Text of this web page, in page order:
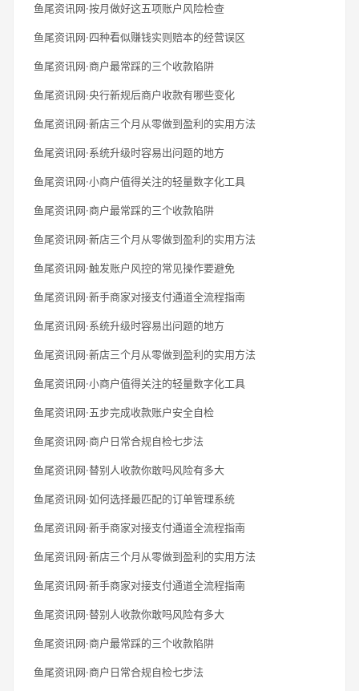
鱼尾资讯网·按月做好这五项账户风险检查
鱼尾资讯网·四种看似赚钱实则赔本的经营误区
鱼尾资讯网·商户最常踩的三个收款陷阱
鱼尾资讯网·央行新规后商户收款有哪些变化
鱼尾资讯网·新店三个月从零做到盈利的实用方法
鱼尾资讯网·系统升级时容易出问题的地方
鱼尾资讯网·小商户值得关注的轻量数字化工具
鱼尾资讯网·商户最常踩的三个收款陷阱
鱼尾资讯网·新店三个月从零做到盈利的实用方法
鱼尾资讯网·触发账户风控的常见操作要避免
鱼尾资讯网·新手商家对接支付通道全流程指南
鱼尾资讯网·系统升级时容易出问题的地方
鱼尾资讯网·新店三个月从零做到盈利的实用方法
鱼尾资讯网·小商户值得关注的轻量数字化工具
鱼尾资讯网·五步完成收款账户安全自检
鱼尾资讯网·商户日常合规自检七步法
鱼尾资讯网·替别人收款你敢吗风险有多大
鱼尾资讯网·如何选择最匹配的订单管理系统
鱼尾资讯网·新手商家对接支付通道全流程指南
鱼尾资讯网·新店三个月从零做到盈利的实用方法
鱼尾资讯网·新手商家对接支付通道全流程指南
鱼尾资讯网·替别人收款你敢吗风险有多大
鱼尾资讯网·商户最常踩的三个收款陷阱
鱼尾资讯网·商户日常合规自检七步法